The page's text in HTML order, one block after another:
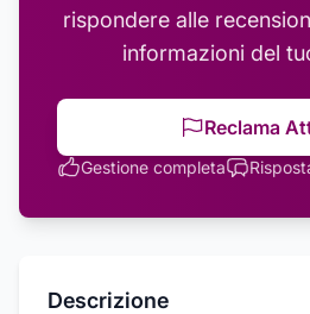
rispondere alle
informazioni del
Reclama
Gestione completa
Descrizione